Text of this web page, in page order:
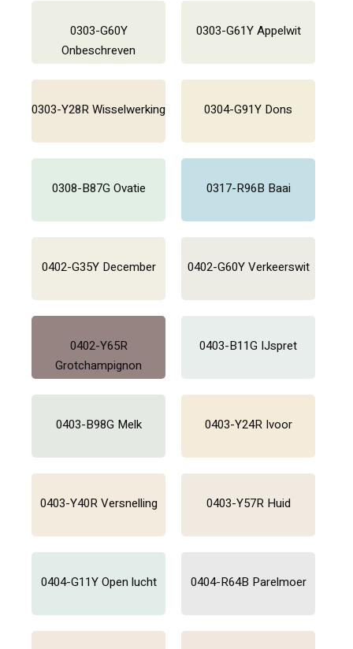
0303-G60Y
Onbeschreven
0303-G61Y Appelwit
0303-Y28R Wisselwerking 0304-G91Y Dons
0308-B87G Ovatie 0317-R96B Baai
0402-G35Y December 0402-G60Y Verkeerswit
0402-Y65R
Grotchampignon
0403-B11G IJspret
0403-B98G Melk 0403-Y24R Ivoor
0403-Y40R Versnelling 0403-Y57R Huid
0404-G11Y Open lucht 0404-R64B Parelmoer